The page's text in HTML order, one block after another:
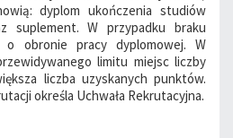
dyplom ukończenia studiów
suplement. W przypadku braku
o obronie pracy dyplomowej. W
limitu miejsc liczby
liczba uzyskanych punktów.
określa Uchwała Rekrutacyjna.